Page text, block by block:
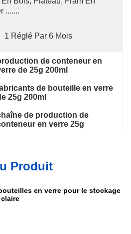
.......
1 Réglé Par 6 Mois
de conteneur en
de 25g 200ml
de bouteille en verre
25g 200ml
de production de
en verre 25g
Produit
en verre pour le stockage